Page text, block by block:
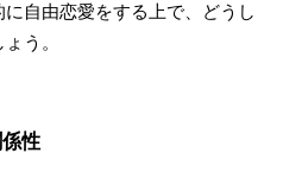
自由恋愛をする上で、どうし
う。
性